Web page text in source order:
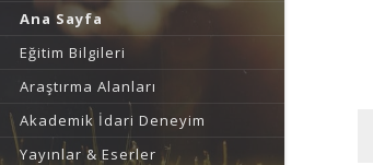
Ana Sayfa
Eğitim Bilgileri
Araştırma Alanları
Akademik İdari Deneyim
Yayınlar & Eserler